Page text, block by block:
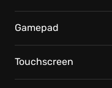
Gamepad
Touchscreen